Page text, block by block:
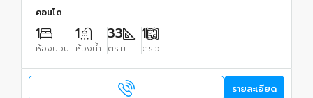
คอนโด
1
ห้องนอน
1
ห้องน้ำ
33
ตร.ม.
1
ตร.ว.
รายละเอียด